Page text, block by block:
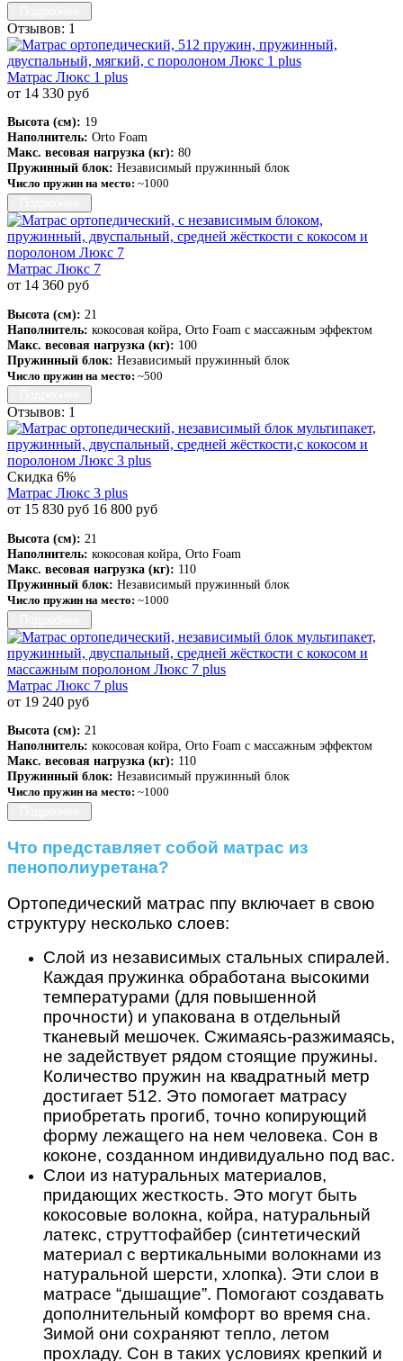
Отзывов: 1
Матрас Люкс 1 plus
от 14 330 руб
Высота (см): 19
Наполнитель: Orto Foam
Макс. весовая нагрузка (кг): 80
Пружинный блок: Независимый пружинный блок
Число пружин на место: ~1000
Матрас Люкс 7
от 14 360 руб
Высота (см): 21
Наполнитель: кокосовая койра, Orto Foam с массажным эффектом
Макс. весовая нагрузка (кг): 100
Пружинный блок: Независимый пружинный блок
Число пружин на место: ~500
Отзывов: 1
Скидка 6%
Матрас Люкс 3 plus
от 15 830 руб 16 800 руб
Высота (см): 21
Наполнитель: кокосовая койра, Orto Foam
Макс. весовая нагрузка (кг): 110
Пружинный блок: Независимый пружинный блок
Число пружин на место: ~1000
Матрас Люкс 7 plus
от 19 240 руб
Высота (см): 21
Наполнитель: кокосовая койра, Orto Foam с массажным эффектом
Макс. весовая нагрузка (кг): 110
Пружинный блок: Независимый пружинный блок
Число пружин на место: ~1000
Что представляет собой матрас из
пенополиуретана?
Ортопедический матрас ппу включает в свою
структуру несколько слоев:
Слой из независимых стальных спиралей.
Каждая пружинка обработана высокими
температурами (для повышенной
прочности) и упакована в отдельный
тканевый мешочек. Сжимаясь-разжимаясь,
не задействует рядом стоящие пружины.
Количество пружин на квадратный метр
достигает 512. Это помогает матрасу
приобретать прогиб, точно копирующий
форму лежащего на нем человека. Сон в
коконе, созданном индивидуально под вас.
Слои из натуральных материалов,
придающих жесткость. Это могут быть
кокосовые волокна, койра, натуральный
латекс, струттофайбер (синтетический
материал с вертикальными волокнами из
натуральной шерсти, хлопка). Эти слои в
матрасе “дышащие”. Помогают создавать
дополнительный комфорт во время сна.
Зимой они сохраняют тепло, летом
прохладу. Сон в таких условиях крепкий и